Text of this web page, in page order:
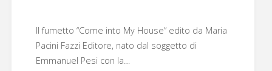
Il fumetto “Come into My House” edito da Maria
Pacini Fazzi Editore, nato dal soggetto di
Emmanuel Pesi con la…